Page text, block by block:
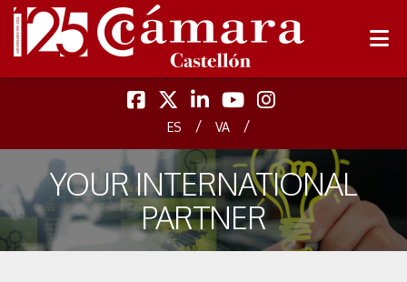
ES / VA /
YOUR INTERNATIONAL
PARTNER